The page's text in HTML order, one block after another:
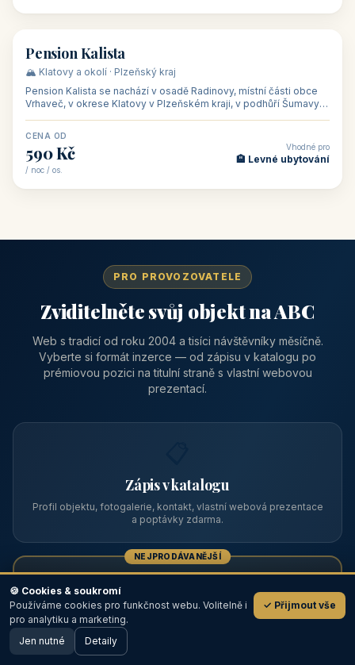
🏡 penzion
Pension Kalista
🏔️ Klatovy a okolí · Plzeňský kraj
Pension Kalista se nachází v osadě Radinovy, místní části obce
Vrhaveč, v okrese Klatovy v Plzeňském kraji, v podhůří Šumavy
CENA OD
590 Kč
/ noc / os.
Vhodné pro
🏨 Levné ubytování
PRO PROVOZOVATELE
Zviditelněte svůj objekt na ABC
Web s tradicí od roku 2004 a tisíci návštěvníky měsíčně.
Vyberte si formát inzerce — od zápisu v katalogu po
prémiovou pozici na titulní straně s vlastní webovou
prezentací.
Zápis v katalogu
Profil objektu, fotogalerie, kontakt, vlastní webová prezentace
a poptávky zdarma.
NEJPRODÁVANĚJŠÍ
Prémiový partner
TOP pozice na titulce, přednost ve výpisech, zlatý odznak a
💬
🖥️ Desktop verze
🍪 Cookies & soukromí
Používáme cookies pro funkčnost webu. Volitelně i
pro analytiku a marketing.
✓ Přijmout vše
Jen nutné Detaily